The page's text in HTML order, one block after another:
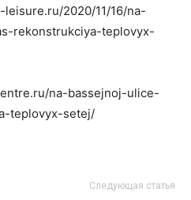
2020/11/16/na-
rekonstrukciya-teplovyx-
na-bassejnoj-ulice-
teplovyx-setej/
Следующая статья